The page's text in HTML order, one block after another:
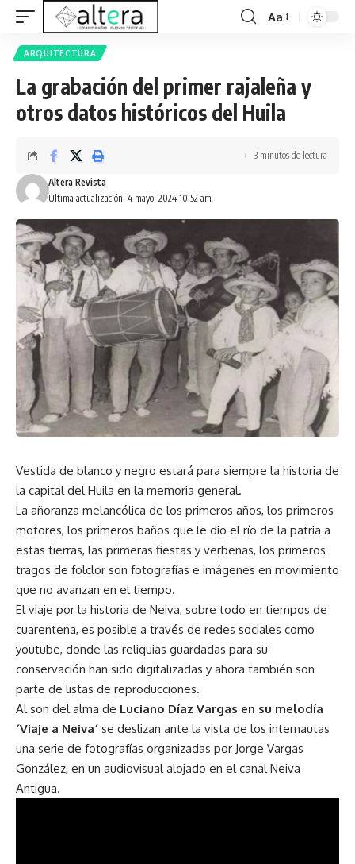
Aa
ARQUITECTURA
La grabación del primer rajaleña y
otros datos históricos del Huila
Última actualización: 4 mayo, 2024 10:52 am
Altera Revista
3 minutos de lectura
Vestida de blanco y negro estará para siempre la historia de
la capital del Huila en la memoria general.
La añoranza melancólica de los primeros años, los primeros
motores, los primeros baños que le dio el río de la patria a
estas tierras, las primeras fiestas y verbenas, los primeros
tragos de folclor son fotografías e imágenes en movimiento
que no avanzan en el tiempo.
El viaje por la historia de Neiva, sobre todo en tiempos de
cuarentena, es posible a través de redes sociales como
youtube, donde las reliquias guardadas para su
conservación han sido digitalizadas y ahora también son
parte de listas de reproducciones.
Al son del alma de Luciano Díaz Vargas en su melodía
´Viaje a Neiva´ se deslizan ante la vista de los internautas
una serie de fotografías organizadas por Jorge Vargas
González, en un audiovisual alojado en el canal Neiva
Antigua.